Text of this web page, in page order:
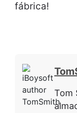
fábrica!
Tom